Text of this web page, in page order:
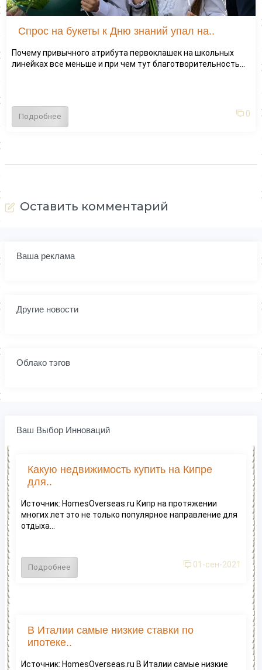
Спрос на букеты к Дню знаний упал на..
Почему привычного атрибута первоклашек на школьных
линейках все меньше и при чем тут благотворительность...
Подробнее 0
Оставить комментарий
Ваша реклама
Другие новости
Облако тэгов
Ваш Выбор Инноваций
Какую недвижимость купить на Кипре
для..
Источник: HomesOverseas.ru Кипр на протяжении
многих лет это не только популярное направление для
отдыха...
Подробнее 01-сен-2021
В Италии самые низкие ставки по
ипотеке..
Источник: HomesOverseas.ru В Италии самые низкие